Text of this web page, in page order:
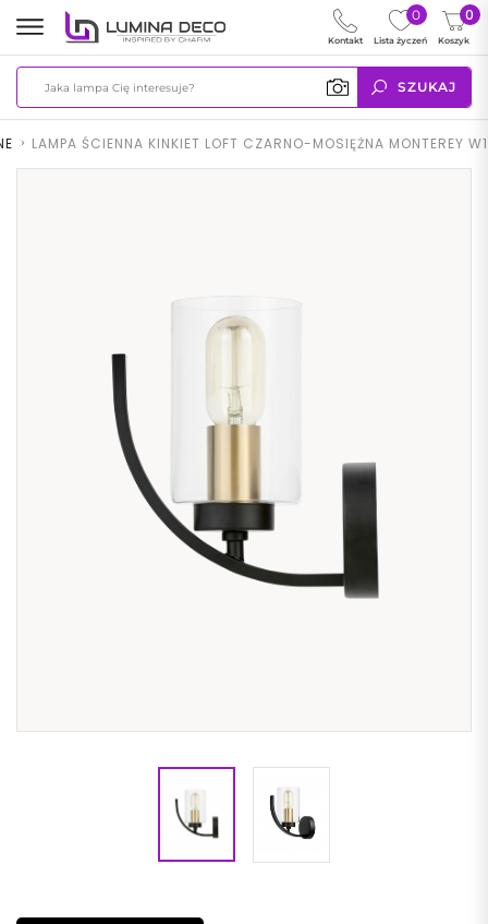
SZUKAJ
0
Koszyk
0
Lista życzeń
Kontakt
> LAMPA ŚCIENNA KINKIET LOFT CZARNO-MOSIĘŻNA MONTEREY W1